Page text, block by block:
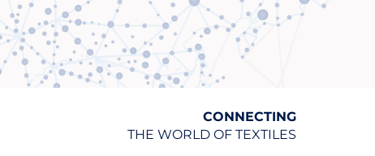
CONNECTING
THE WORLD OF TEXTILES